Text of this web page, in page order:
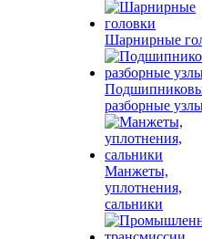
Шарнирные
разборные
Манжеты,
уплотнения,
сальники